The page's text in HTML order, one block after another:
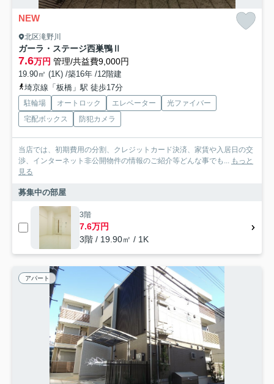
NEW
北区滝野川
ガーラ・ステージ西巣鴨Ⅱ
7.6万円 管理/共益費9,000円
19.90㎡ (1K) /築16年 /12階建
埼京線「板橋」駅 徒歩17分
駐輪場 オートロック エレベーター
光ファイバー
宅配ボックス
防犯カメラ
当店では、初期費用の分割、クレジットカード決済、家賃や入居日の交
渉、インターネット非公開物件の情報のご紹介等どんな事でも... もっと
見る
募集中の部屋
3階
7.6万円
3階 / 19.90㎡ / 1K
アパート